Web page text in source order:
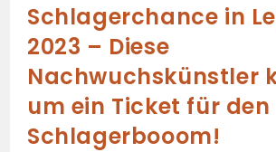
Schlagerchance in
2023 – Diese
Nachwuchskünstler
um ein Ticket für den
Schlagerbooom!